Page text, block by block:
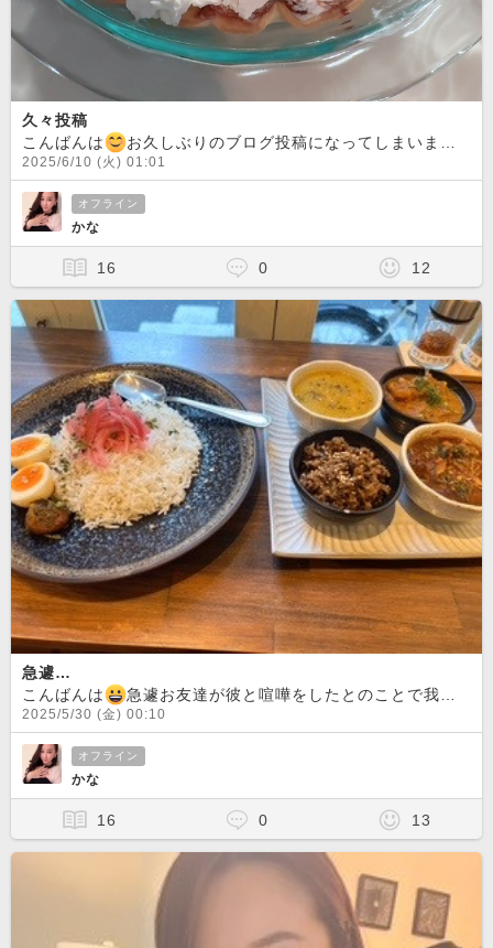
久々投稿
こんばんは
お久しぶりのブログ投稿になってしまいました
2025/6/10 (火) 01:01
オフライン
かな
16 0 12
急遽…
こんばんは
急遽お友達が彼と喧嘩をしたとのことで我が家にお泊まりに来ました
2025/5/30 (金) 00:10
オフライン
かな
16 0 13